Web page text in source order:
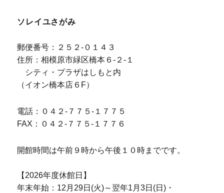
ソレイユさがみ
郵便番号：２５２-０１４３
住所：相模原市緑区橋本６-２-１
シティ・プラザはしもと内
（イオン橋本店６F）
電話：０４２-７７５-１７７５
FAX：０４２-７７５-１７７６
開館時間は午前９時から午後１０時までです。
【2026年度休館日】
年末年始：12月29日(火)～翌年1月3日(日)・